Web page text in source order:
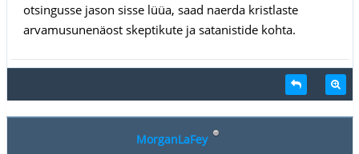
otsingusse jason sisse lüüa, saad naerda kristlaste
arvamusunenäost skeptikute ja satanistide kohta.
MorganLaFey